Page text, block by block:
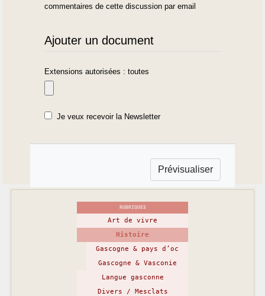
commentaires de cette discussion par email
Ajouter un document
Extensions autorisées : toutes
Je veux recevoir la Newsletter
RUBRIQUES
Art de vivre
Histoire
Gascogne & pays d’oc
Gascogne & Vasconie
Langue gasconne
Divers / Mesclats